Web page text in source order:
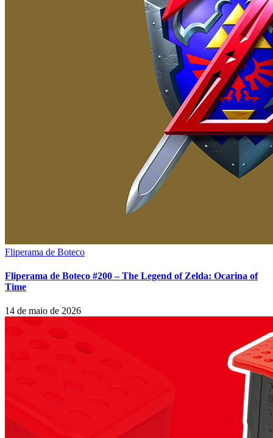
Fliperama de Boteco
Fliperama de Boteco #200 – The Legend of Zelda: Ocarina of
Time
14 de maio de 2026